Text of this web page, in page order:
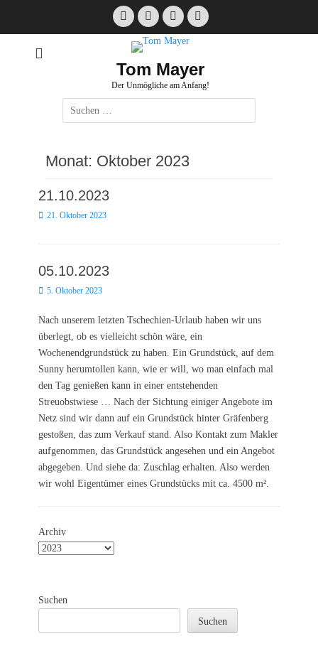
Facebook
E-
Mail
InstagramWebsite
Tom Mayer
Der Unmögliche am Anfang!
Suche
nach:
Monat: Oktober 2023
21.10.2023
Posted
21. Oktober 2023
05.10.2023
Posted
5. Oktober 2023
Nach unserem letzten Tschechien-Urlaub haben wir uns
überlegt, ob es vielleicht schön wäre, ein
Wochenendgrundstück zu haben. Ein Grundstück, auf dem
Sunny herumtollen kann, wie er will, wo man einfach mal
den Tag genießen kann in einer entstehenden
Streuobstwiese … Nach der Sichtung einiger Angebote im
Netz sind wir dann auf ein Grundstück hinter Gräfenberg
gestoßen, das zum Verkauf stand. Also Kontakt zum Makler
aufgenommen, das Grundstück angesehen und ein Angebot
abgegeben. Und siehe da: Zuschlag erhalten. Also werden
wir wohl Eigentümer eines Grundstücks mit ca. 4500 m².
Archiv
Suchen
Suchen